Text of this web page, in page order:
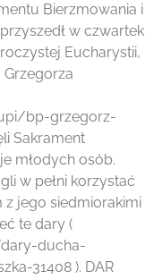
Bierzmowania i
w czwartek
Eucharystii,
bp-grzegorz-
Sakrament
młodych osób.
w pełni korzystać
z jego siedmiorakimi
te dary (
ducha-
31408 ). DAR